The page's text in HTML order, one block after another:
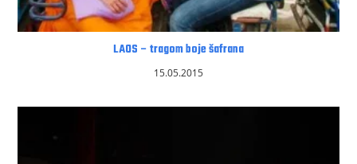
LAOS – tragom boje šafrana
15.05.2015